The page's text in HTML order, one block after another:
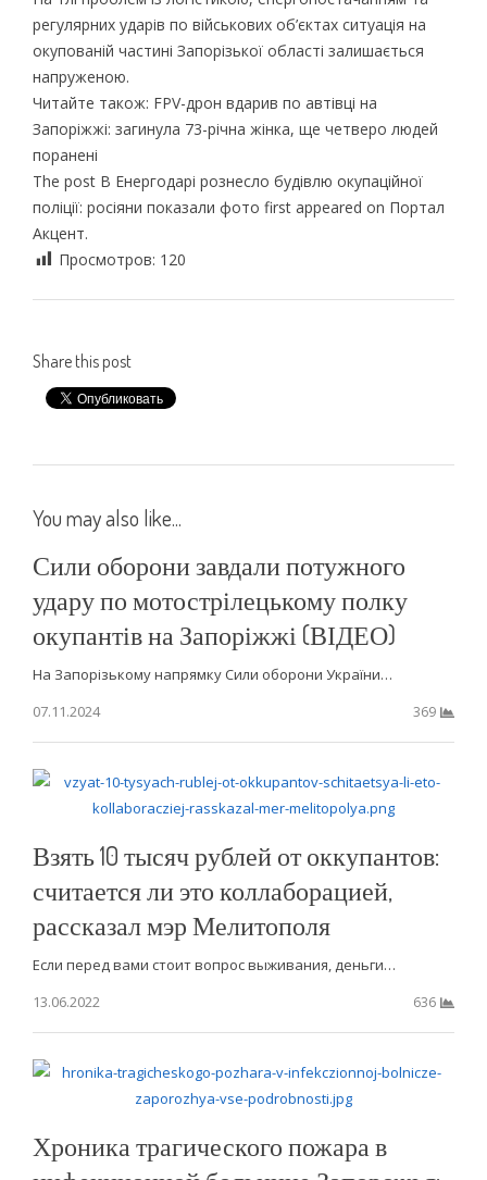
регулярних ударів по військових об’єктах ситуація на
окупованій частині Запорізької області залишається
напруженою.
Читайте також: FPV-дрон вдарив по автівці на
Запоріжжі: загинула 73-річна жінка, ще четверо людей
поранені
The post В Енергодарі рознесло будівлю окупаційної
поліції: росіяни показали фото first appeared on Портал
Акцент.
Просмотров: 120
Share this post
You may also like...
Сили оборони завдали потужного
удару по мотострілецькому полку
окупантів на Запоріжжі (ВІДЕО)
На Запорізькому напрямку Сили оборони України…
07.11.2024
369
Взять 10 тысяч рублей от оккупантов:
считается ли это коллаборацией,
рассказал мэр Мелитополя
Если перед вами стоит вопрос выживания, деньги…
13.06.2022
636
Хроника трагического пожара в